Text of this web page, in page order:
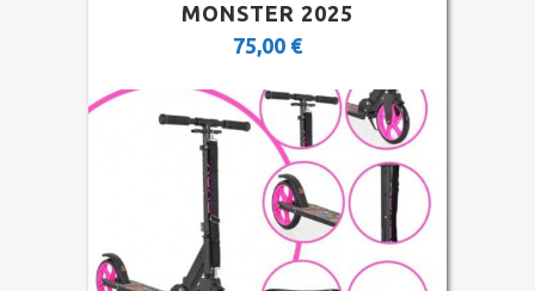
MONSTER 2025
75,00 €